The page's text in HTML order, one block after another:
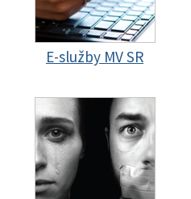
E-služby MV SR